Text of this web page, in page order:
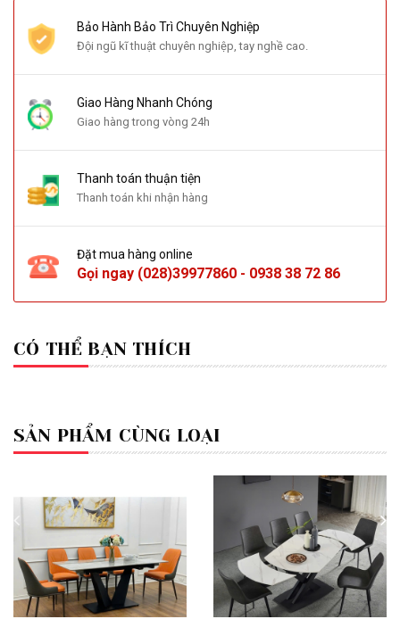
Bảo Hành Bảo Trì Chuyên Nghiệp
Đội ngũ kĩ thuật chuyên nghiệp, tay nghề cao.
Giao Hàng Nhanh Chóng
Giao hàng trong vòng 24h
Thanh toán thuận tiện
Thanh toán khi nhận hàng
Đặt mua hàng online
Gọi ngay (028)39977860 - 0938 38 72 86
CÓ THỂ BẠN THÍCH
SẢN PHẨM CÙNG LOẠI